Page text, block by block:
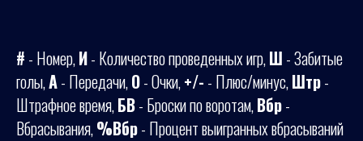
# - Номер,И- Количество проведенных игр,Ш - Забитые
голы,А- Передачи,О- Очки,+/- - Плюс/минус,Штр-
Штрафное время,БВ- Броски по воротам,Вбр-
Вбрасывания,%Вбр- Процент выигранных вбрасываний